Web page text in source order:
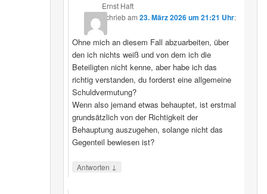
Ernst Haft
schriebam23. März 2026 um 21:21 Uhr:
Ohne mich an diesem Fall abzuarbeiten, über
den ich nichts weiß und von dem ich die
Beteiligten nicht kenne, aber habe ich das
richtig verstanden, du forderst eine allgemeine
Schuldvermutung?
Wenn also jemand etwas behauptet, ist erstmal
grundsätzlich von der Richtigkeit der
Behauptung auszugehen, solange nicht das
Gegenteil bewiesen ist?
Antworten ↓